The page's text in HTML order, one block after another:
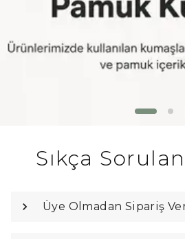
Sıkça
Üye Olmadan Sipariş